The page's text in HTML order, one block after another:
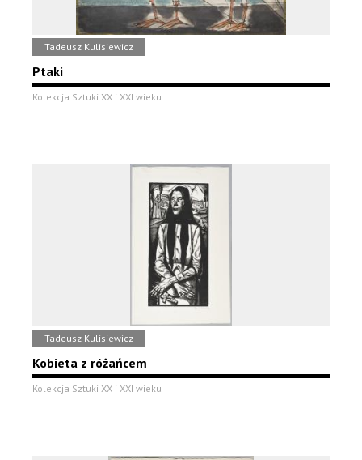
Tadeusz Kulisiewicz
Ptaki
Kolekcja Sztuki XX i XXI wieku
Tadeusz Kulisiewicz
Kobieta z różańcem
Kolekcja Sztuki XX i XXI wieku